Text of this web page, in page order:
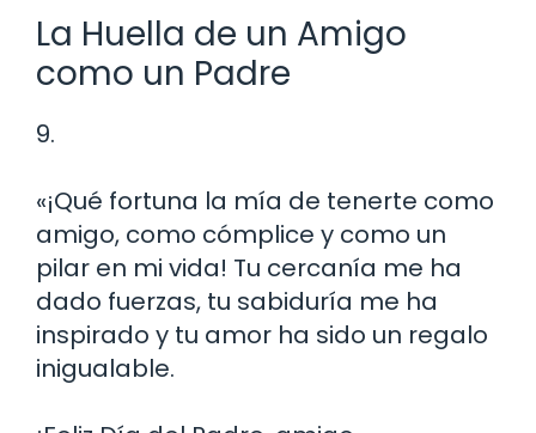
La Huella de un Amigo
como un Padre
9.
«¡Qué fortuna la mía de tenerte como
amigo, como cómplice y como un
pilar en mi vida! Tu cercanía me ha
dado fuerzas, tu sabiduría me ha
inspirado y tu amor ha sido un regalo
inigualable.